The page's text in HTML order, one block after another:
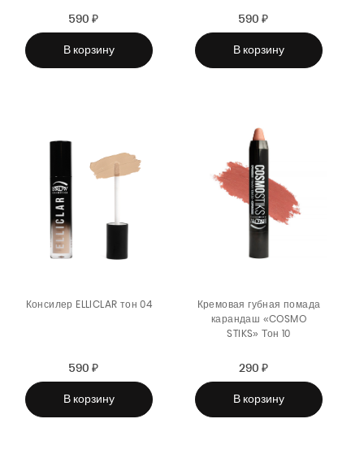
Sale
price
590 ₽
price
В корзину
Sale
price
590 ₽
price
В корзину
Консилер ELLICLAR тон 04
Sale
price
590 ₽
price
В корзину
Кремовая губная помада
карандаш «COSMO
STIKS» Тон 10
Sale
price
290 ₽
price
В корзину